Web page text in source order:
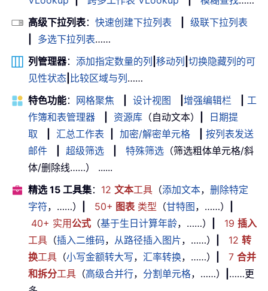
高级下拉列表： 快速创建下拉列表
级联下拉列表
多选下拉列表……
列管理器： 添加指定数量的列 移动列 切换隐藏列的可
见性状态 比较区域与列……
特色功能： 网格聚焦 设计视图 增强编辑栏
工
作簿和表管理器
资源库 （自动文本）
日期提
取
汇总工作表 加密/解密单元格
按列表发送
邮件
超级筛选 特殊筛选 （筛选粗体单元格/斜
体/删除线……） ......
精选 15 工具集： 12 文本工具 （添加文本， 删除特定
字符，……） 50+ 图表 类型 （甘特图，……）
40+ 实用公式 （基于生日计算年龄，……） 19 插入
工具 （插入二维码， 从路径插入图片，……） 12 转
换工具 （小写金额转大写， 汇率转换，……） 7 合并
和拆分工具 （高级合并行， 分割单元格，……）
……更